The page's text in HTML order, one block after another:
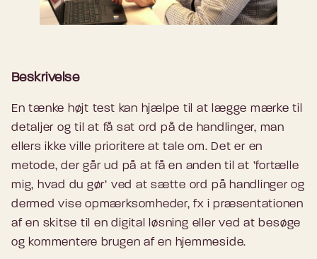
Beskrivelse
En tænke højt test kan hjælpe til at lægge mærke til
detaljer og til at få sat ord på de handlinger, man
ellers ikke ville prioritere at tale om. Det er en
metode, der går ud på at få en anden til at ’fortælle
mig, hvad du gør’ ved at sætte ord på handlinger og
dermed vise opmærksomheder, fx i præsentationen
af en skitse til en digital løsning eller ved at besøge
og kommentere brugen af en hjemmeside.